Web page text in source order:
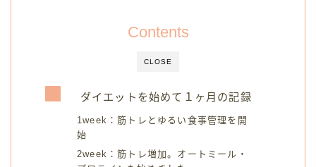
CLOSE
Contents
ダイエットを始めて１ヶ月の記録
1week：筋トレとゆるい食事管理を開
始
2week：筋トレ増加。オートミール・